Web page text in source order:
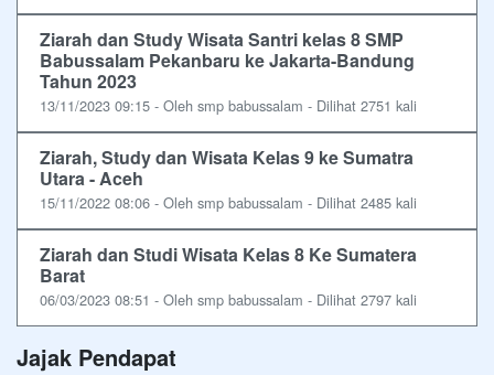
Ziarah dan Study Wisata Santri kelas 8 SMP
Babussalam Pekanbaru ke Jakarta-Bandung
Tahun 2023
13/11/2023 09:15 - Oleh smp babussalam - Dilihat 2751 kali
Ziarah, Study dan Wisata Kelas 9 ke Sumatra
Utara - Aceh
15/11/2022 08:06 - Oleh smp babussalam - Dilihat 2485 kali
Ziarah dan Studi Wisata Kelas 8 Ke Sumatera
Barat
06/03/2023 08:51 - Oleh smp babussalam - Dilihat 2797 kali
Jajak Pendapat